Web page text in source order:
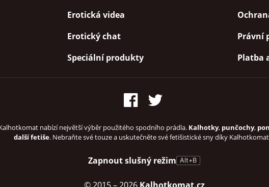
Erotická videa
Erotický chat
Speciální produkty
Právní
Platba
nabízí největší výběr použitého spodního prádla. Kalhotky, punčochy,
další fetiše. Nebraňte své touze a uskutečněte své fetišistické sny díky
Zapnout slušný režim Alt+B